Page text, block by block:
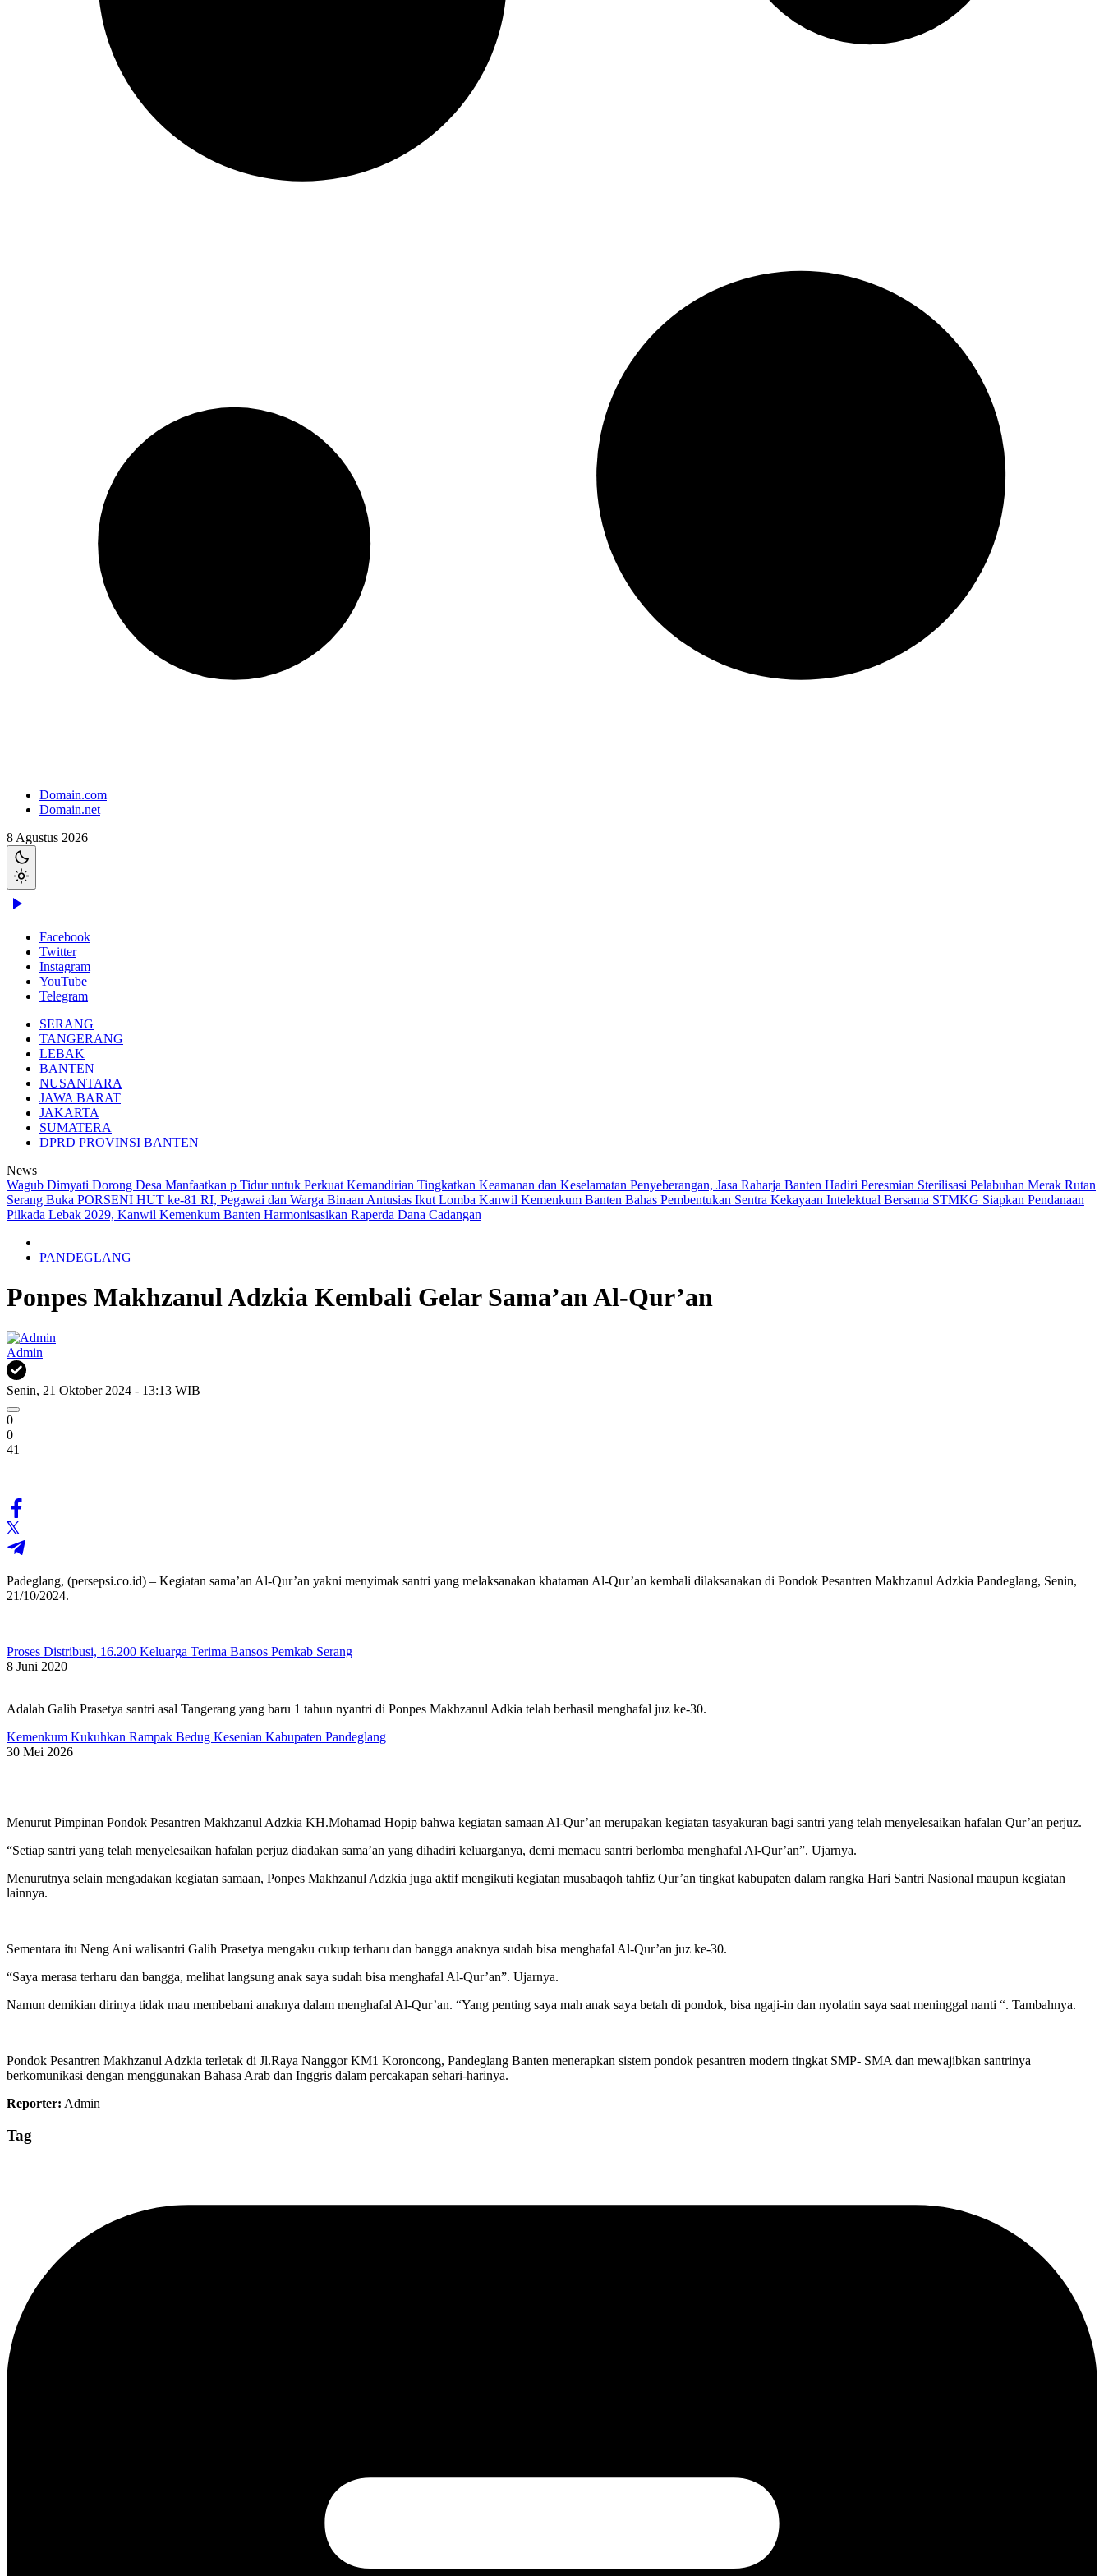
Domain.com
Domain.net
8 Agustus 2026
Facebook
Twitter
Instagram
YouTube
Telegram
SERANG
TANGERANG
LEBAK
BANTEN
NUSANTARA
JAWA BARAT
JAKARTA
SUMATERA
DPRD PROVINSI BANTEN
News
Wagub Dimyati Dorong Desa Manfaatkan p Tidur untuk Perkuat Kemandirian Tingkatkan Keamanan dan Keselamatan Penyeberangan, Jasa Raharja Banten Hadiri Peresmian Sterilisasi Pelabuhan Merak Rutan
Serang Buka PORSENI HUT ke-81 RI, Pegawai dan Warga Binaan Antusias Ikut Lomba Kanwil Kemenkum Banten Bahas Pembentukan Sentra Kekayaan Intelektual Bersama STMKG Siapkan Pendanaan
Pilkada Lebak 2029, Kanwil Kemenkum Banten Harmonisasikan Raperda Dana Cadangan
PANDEGLANG
Ponpes Makhzanul Adzkia Kembali Gelar Sama’an Al-Qur’an
Admin
Senin, 21 Oktober 2024 - 13:13 WIB
0
0
41
Padeglang, (persepsi.co.id) – Kegiatan sama’an Al-Qur’an yakni menyimak santri yang melaksanakan khataman Al-Qur’an kembali dilaksanakan di Pondok Pesantren Makhzanul Adzkia Pandeglang, Senin,
21/10/2024.
Proses Distribusi, 16.200 Keluarga Terima Bansos Pemkab Serang
8 Juni 2020
Adalah Galih Prasetya santri asal Tangerang yang baru 1 tahun nyantri di Ponpes Makhzanul Adkia telah berhasil menghafal juz ke-30.
Kemenkum Kukuhkan Rampak Bedug Kesenian Kabupaten Pandeglang
30 Mei 2026
Menurut Pimpinan Pondok Pesantren Makhzanul Adzkia KH.Mohamad Hopip bahwa kegiatan samaan Al-Qur’an merupakan kegiatan tasyakuran bagi santri yang telah menyelesaikan hafalan Qur’an perjuz.
“Setiap santri yang telah menyelesaikan hafalan perjuz diadakan sama’an yang dihadiri keluarganya, demi memacu santri berlomba menghafal Al-Qur’an”. Ujarnya.
Menurutnya selain mengadakan kegiatan samaan, Ponpes Makhzanul Adzkia juga aktif mengikuti kegiatan musabaqoh tahfiz Qur’an tingkat kabupaten dalam rangka Hari Santri Nasional maupun kegiatan
lainnya.
Sementara itu Neng Ani walisantri Galih Prasetya mengaku cukup terharu dan bangga anaknya sudah bisa menghafal Al-Qur’an juz ke-30.
“Saya merasa terharu dan bangga, melihat langsung anak saya sudah bisa menghafal Al-Qur’an”. Ujarnya.
Namun demikian dirinya tidak mau membebani anaknya dalam menghafal Al-Qur’an. “Yang penting saya mah anak saya betah di pondok, bisa ngaji-in dan nyolatin saya saat meninggal nanti “. Tambahnya.
Pondok Pesantren Makhzanul Adzkia terletak di Jl.Raya Nanggor KM1 Koroncong, Pandeglang Banten menerapkan sistem pondok pesantren modern tingkat SMP- SMA dan mewajibkan santrinya
berkomunikasi dengan menggunakan Bahasa Arab dan Inggris dalam percakapan sehari-harinya.
Reporter: Admin
Tag